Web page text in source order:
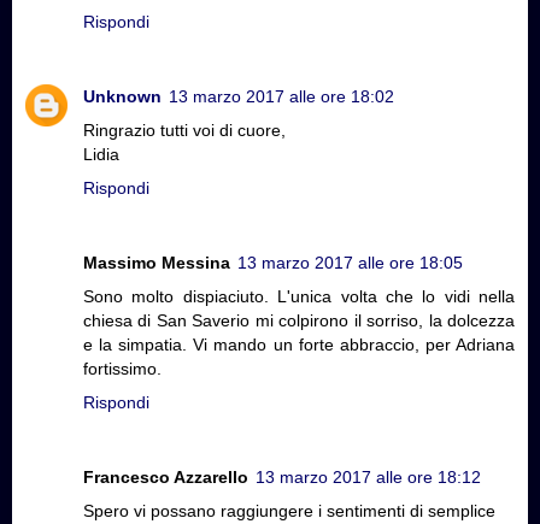
Rispondi
Unknown 13 marzo 2017 alle ore 18:02
Ringrazio tutti voi di cuore,
Lidia
Rispondi
Massimo Messina 13 marzo 2017 alle ore 18:05
Sono molto dispiaciuto. L'unica volta che lo vidi nella
chiesa di San Saverio mi colpirono il sorriso, la dolcezza
e la simpatia. Vi mando un forte abbraccio, per Adriana
fortissimo.
Rispondi
Francesco Azzarello 13 marzo 2017 alle ore 18:12
Spero vi possano raggiungere i sentimenti di semplice